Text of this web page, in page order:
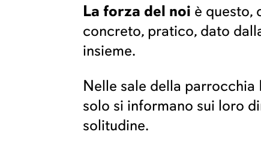
La forza del noi è questo,
concreto, pratico, dato
insieme.
Nelle sale della
solo si informano sui loro
solitudine.